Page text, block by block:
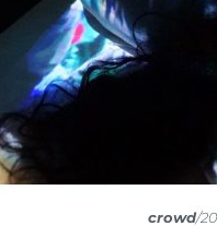
crowd/